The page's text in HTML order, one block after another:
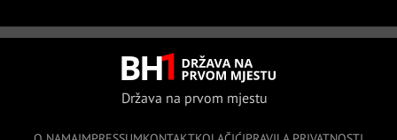
Država na prvom mjestu